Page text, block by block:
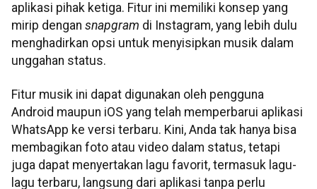
aplikasi pihak ketiga. Fitur ini memiliki konsep yang
mirip dengan snapgram di Instagram, yang lebih dulu
menghadirkan opsi untuk menyisipkan musik dalam
unggahan status.
Fitur musik ini dapat digunakan oleh pengguna
Android maupun iOS yang telah memperbarui aplikasi
WhatsApp ke versi terbaru. Kini, Anda tak hanya bisa
membagikan foto atau video dalam status, tetapi
juga dapat menyertakan lagu favorit, termasuk lagu-
lagu terbaru, langsung dari aplikasi tanpa perlu